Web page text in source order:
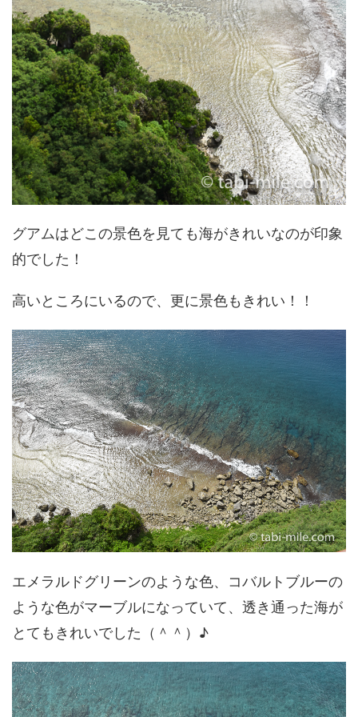
グアムはどこの景色を見ても海がきれいなのが印象
的でした！
高いところにいるので、更に景色もきれい！！
エメラルドグリーンのような色、コバルトブルーの
ような色がマーブルになっていて、透き通った海が
とてもきれいでした（＾＾）♪